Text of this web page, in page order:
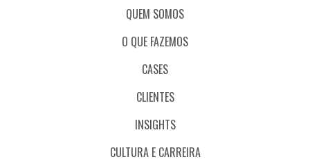
QUEM SOMOS
O QUE FAZEMOS
CASES
CLIENTES
INSIGHTS
CULTURA E CARREIRA